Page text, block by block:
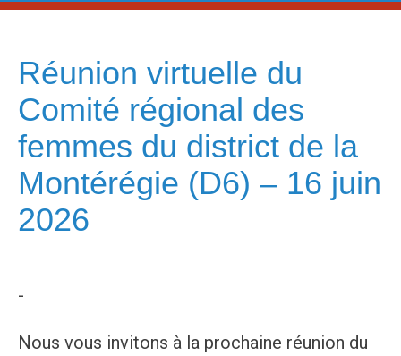
content
Réunion virtuelle du
Comité régional des
femmes du district de la
Montérégie (D6) – 16 juin
2026
-
Nous vous invitons à la prochaine réunion du